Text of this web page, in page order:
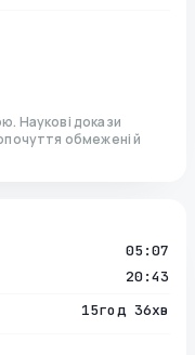
Наукові докази
обмежені й
05:07
20:43
15год 36хв